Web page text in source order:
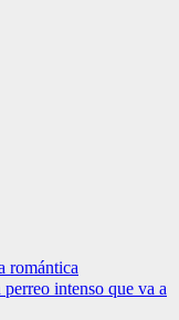
romántica
intenso que va a